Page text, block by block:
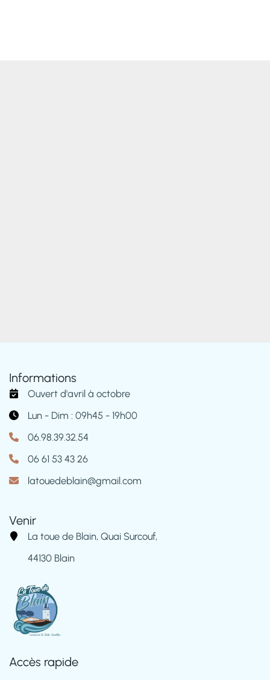
Informations
Ouvert d'avril à octobre
Lun - Dim : 09h45 - 19h00
06.98.39.32.54
06 61 53 43 26
latouedeblain@gmail.com
Venir
La toue de Blain, Quai Surcouf,
44130 Blain
Accès rapide